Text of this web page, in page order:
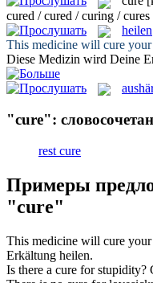
cured / cured / curing / cures
heilen
This medicine will cure
Diese Medizin wird Deine
"cure":
rest cure
Примеры
"cure"
This medicine will cure
Erkältung heilen.
Is there a cure for stupidity?